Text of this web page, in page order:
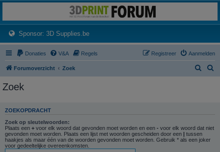
Het 3D print forum van de Benelux na de sluiting van 3dprintforum.nl
Sponsor: 3D Supplies.be(Opens a new tab)
Donaties V&A Regels Aanmelden
Registreer
Forumoverzicht Zoek
Zoek
ZOEKOPDRACHT
Zoek op sleutelwoorden:
Plaats een + voor elk woord dat gevonden moet worden en een - voor elk woord dat niet
gevonden moet worden. Plaats een lijst met woorden gescheiden door een
tussen
haakjes als maar één van de woorden gevonden moet worden. Gebruik * als een joker
voor gedeeltelijke overeenkomsten.